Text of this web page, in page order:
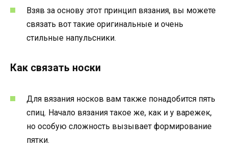
Взяв за основу этот принцип вязания, вы можете
связать вот такие оригинальные и очень
стильные напульсники.
Как связать носки
Для вязания носков вам также понадобится пять
спиц. Начало вязания такое же, как и у варежек,
но особую сложность вызывает формирование
пятки.